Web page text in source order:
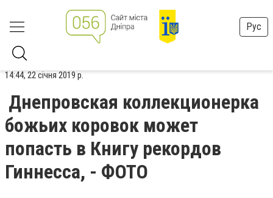
Рус
14:44, 22 січня 2019 р.
Днепровская коллекционерка
божьих коровок может
попасть в Книгу рекордов
Гиннесса, - ФОТО